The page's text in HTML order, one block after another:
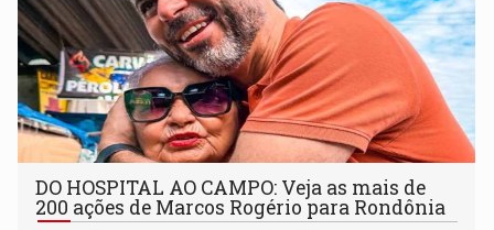
DO HOSPITAL AO CAMPO: Veja as mais de
200 ações de Marcos Rogério para Rondônia